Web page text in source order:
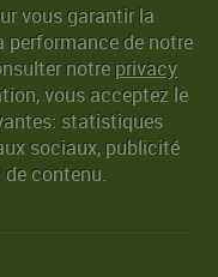
vous garantir la
performance de notre
notreprivacy
vous acceptez le
statistiques
sociaux, publicité
contenu.